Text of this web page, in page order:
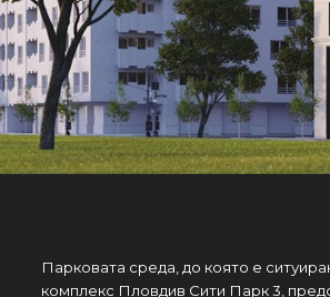
Парковата среда, до която е
комплекс Пловдив Сити Парк 3,